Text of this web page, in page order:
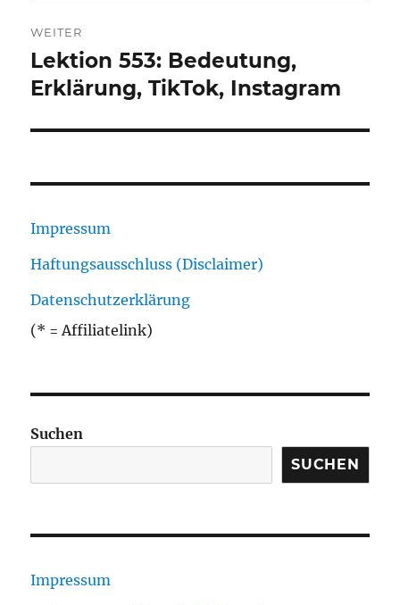
WEITER
Nächster
Beitrag:
Lektion 553: Bedeutung,
Erklärung, TikTok, Instagram
Impressum
Haftungsausschluss (Disclaimer)
Datenschutzerklärung
(* = Affiliatelink)
Suchen
SUCHEN
Impressum